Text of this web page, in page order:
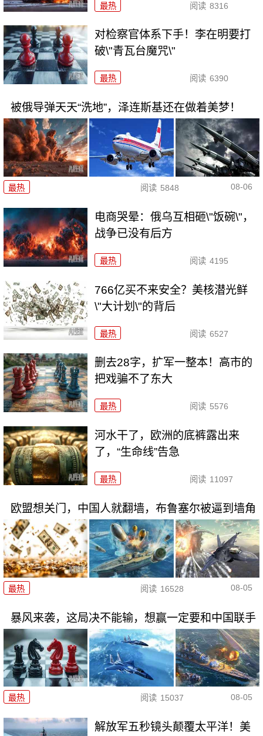
最热 阅读 8316
对检察官体系下手！李在明要打
破\"青瓦台魔咒\"
最热 阅读 6390
被俄导弹天天“洗地”，泽连斯基还在做着美梦！
最热 阅读 5848 08-06
电商哭晕：俄乌互相砸\"饭碗\"，
战争已没有后方
最热 阅读 4195
766亿买不来安全？美核潜光鲜
\"大计划\"的背后
最热 阅读 6527
删去28字，扩军一整本！高市的
把戏骗不了东大
最热 阅读 5576
河水干了，欧洲的底裤露出来
了，“生命线”告急
最热 阅读 11097
欧盟想关门，中国人就翻墙，布鲁塞尔被逼到墙角
最热 阅读 16528 08-05
暴风来袭，这局决不能输，想赢一定要和中国联手
最热 阅读 15037 08-05
解放军五秒镜头颠覆太平洋！美